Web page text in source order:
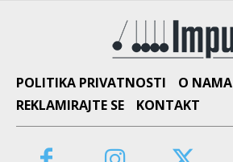
POLITIKA PRIVATNOSTI O NAMA
REKLAMIRAJTE SE
KONTAKT